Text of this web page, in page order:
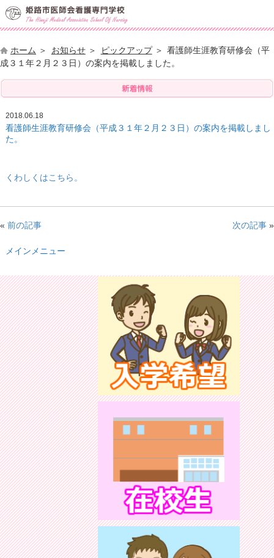
ホーム お知らせ ピックアップ
看護師生涯教育研修会（平
成３１年２月２３日）の案内を掲載しました。
2018.06.18
看護師生涯教育研修会（平成３１年２月２３日）の案内を掲載しまし
た。
くわしくはこちら。
« 前の記事 次の記事 »
メインメニュー